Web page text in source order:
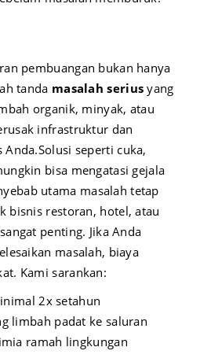
pembuangan bukan hanya
tanda masalah serius yang
organik, minyak, atau
infrastruktur dan
Anda.Solusi seperti cuka,
bisa mengatasi gejala
utama masalah tetap
bisnis restoran, hotel, atau
penting. Jika Anda
masalah, biaya
Kami sarankan:
2x setahun
limbah padat ke saluran
ramah lingkungan